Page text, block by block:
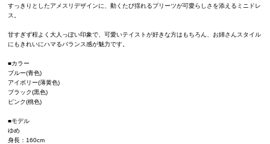
すっきりとしたアメスリデザインに、動くたび揺れるプリーツが可愛らしさを添えるミニドレ
ス。
甘すぎず程よく大人っぽい印象で、可愛いテイストが好きな方はもちろん、お姉さんスタイル
にもきれいにハマるバランス感が魅力です。
■カラー
ブルー(青色)
アイボリー(薄黄色)
ブラック(黒色)
ピンク(桃色)
■モデル
ゆめ
身長：160cm